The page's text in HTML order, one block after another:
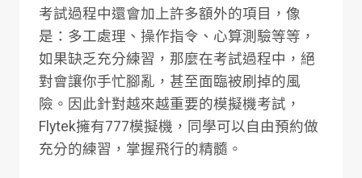
考試過程中還會加上許多額外的項目，像
是：多工處理、操作指令、心算測驗等等，
如果缺乏充分練習，那麼在考試過程中，絕
對會讓你手忙腳亂，甚至面臨被刷掉的風
險。因此針對越來越重要的模擬機考試，
Flytek擁有777模擬機， 同學可以自由預約做
充分的練習，掌握飛行的精髓。